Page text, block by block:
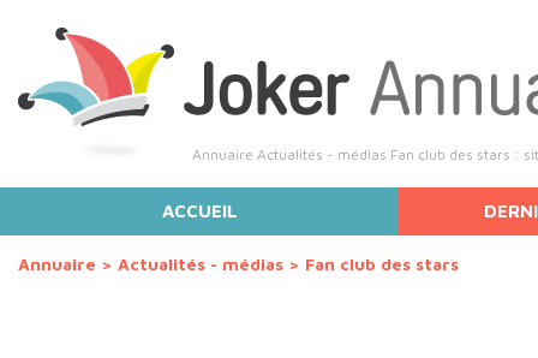
Annuaire Actualités - médias Fan club des stars :
ACCUEIL
Annuaire > Actualités - médias > Fan club des stars